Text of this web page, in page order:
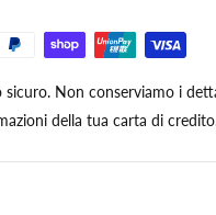
Non conserviamo i
della tua carta di